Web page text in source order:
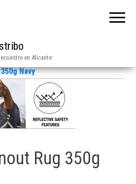
en Alicante
Rug 350g